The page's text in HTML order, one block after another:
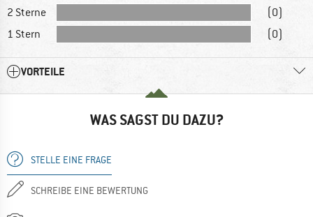
2 Sterne
(0)
1 Stern
(0)
VORTEILE
WAS SAGST DU DAZU?
STELLE EINE FRAGE
SCHREIBE EINE BEWERTUNG